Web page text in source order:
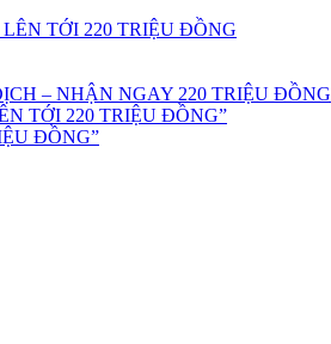
TỚI 220 TRIỆU ĐỒNG
– NHẬN NGAY 220 TRIỆU ĐỒNG
TỚI 220 TRIỆU ĐỒNG”
ĐỒNG”